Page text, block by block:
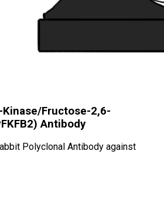
Fructose-2,6-
Antibody
Polyclonal Antibody against